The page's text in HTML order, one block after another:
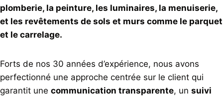
plomberie, la peinture, les luminaires, la menuiserie,
et les revêtements de sols et murs comme le parquet
et le carrelage.
Forts de nos 30 années d’expérience, nous avons
perfectionné une approche centrée sur le client qui
garantit une communication transparente, un suivi